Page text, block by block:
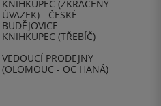
KNIHKUPEC (ZKRÁCENÝ
ÚVAZEK) - ČESKÉ
BUDĚJOVICE
KNIHKUPEC (TŘEBÍČ)
VEDOUCÍ PRODEJNY
(OLOMOUC - OC HANÁ)